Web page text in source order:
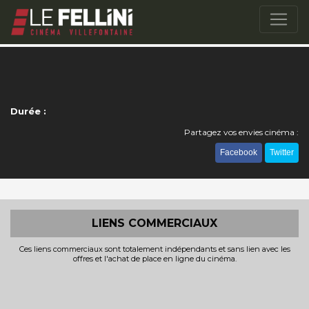
Durée :
Partagez vos envies cinéma :
Facebook Twitter
LIENS COMMERCIAUX
Ces liens commerciaux sont totalement indépendants et sans lien avec les
offres et l'achat de place en ligne du cinéma.